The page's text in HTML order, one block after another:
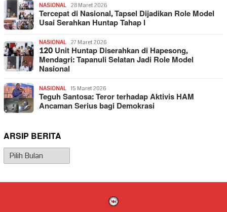
NASIONAL 28 Maret 2026
Tercepat di Nasional, Tapsel Dijadikan Role Model
Usai Serahkan Huntap Tahap I
NASIONAL 27 Maret 2026
120 Unit Huntap Diserahkan di Hapesong,
Mendagri: Tapanuli Selatan Jadi Role Model
Nasional
NASIONAL 15 Maret 2026
Teguh Santosa: Teror terhadap Aktivis HAM
Ancaman Serius bagi Demokrasi
ARSIP BERITA
Arsip
Berita